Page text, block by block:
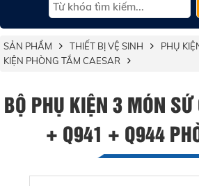
SẢN PHẨM THIẾT BỊ VỆ SINH PHỤ
KIỆN PHÒNG TẮM CAESAR
BỘ PHỤ KIỆN 3 MÓN
+ Q941 + Q944